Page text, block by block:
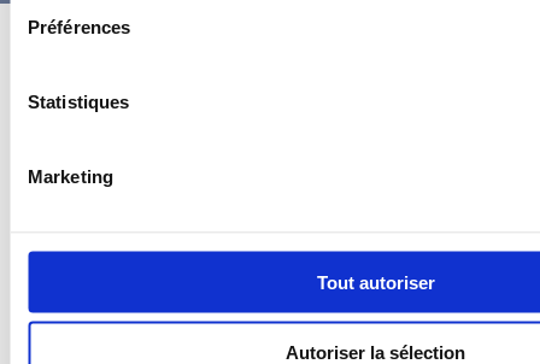
Préférences
Statistiques
Marketing
Tout autoriser
Autoriser la sélection